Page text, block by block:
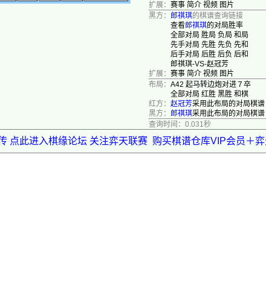
扩展： 赛事 简介 视频 图片
黑方： 郎祺琪的棋谱查询链接
查看郎祺琪的对局胜率
全部对局 胜局 负局 和局
先手对局 先胜 先负 先和
后手对局 后胜 后负 后和
郎祺琪-VS-赵冠芳
扩展： 赛事 简介 视频 图片
布局： A42 起马转边炮对进７卒
全部对局 红胜 黑胜 和棋
红方： 赵冠芳采用此布局的对局棋谱
黑方： 郎祺琪采用此布局的对局棋谱
查询时间：0.031秒
点此进入棋缘论坛 关注弈天联赛 购买棋谱仓库VIP会员＋